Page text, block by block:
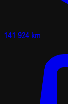
141 924 km